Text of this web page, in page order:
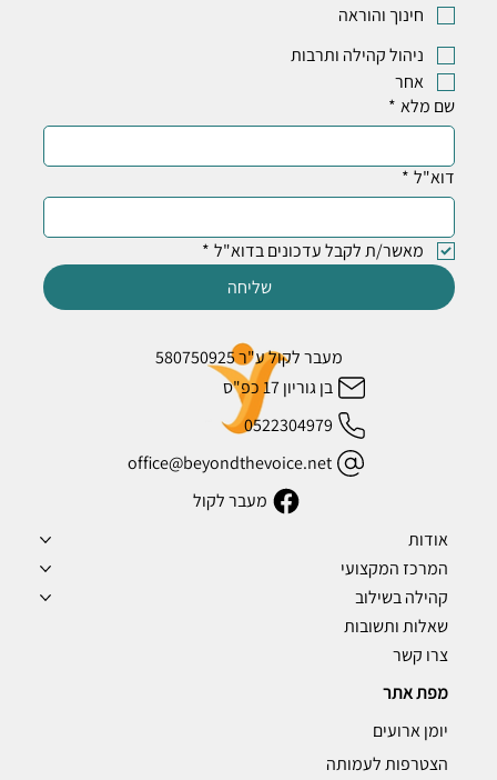
מעבר לקול ע"ר 580750925
בן גוריון 17 כפ"ס
0522304979
office@beyondthevoice.net
מעבר לקול
אודות
המרכז המקצועי
קהילה בשילוב
שאלות ותשובות
צרו קשר
מפת אתר
יומן ארועים
הצטרפות לעמותה
חינוך והוראה
ניהול קהילה ותרבות
אחר
שם מלא *
דוא"ל *
מאשר/ת לקבל עדכונים בדוא"ל *
שליחה